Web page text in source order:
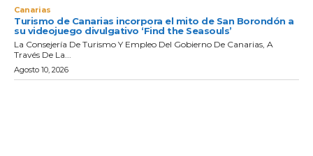
Canarias
Turismo de Canarias incorpora el mito de San Borondón a
su videojuego divulgativo ‘Find the Seasouls’
La Consejería De Turismo Y Empleo Del Gobierno De Canarias, A
Través De La...
Agosto 10, 2026